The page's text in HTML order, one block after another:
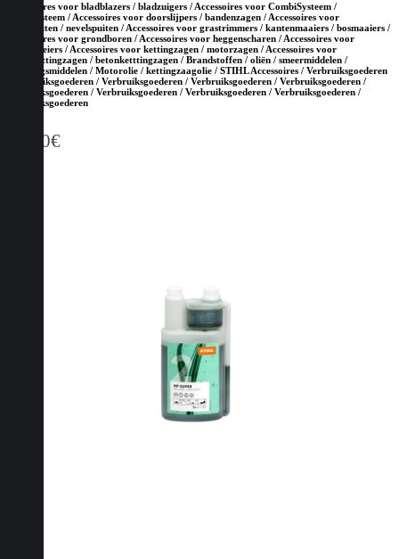
Accessoires voor bladblazers / bladzuigers / Accessoires voor CombiSysteem /
MultiSysteem / Accessoires voor doorslijpers / bandenzagen / Accessoires voor
drukspuiten / nevelspuiten / Accessoires voor grastrimmers / kantenmaaiers / bosmaaiers /
Accessoires voor grondboren / Accessoires voor heggenscharen / Accessoires voor
hoogsnoeiers / Accessoires voor kettingzagen / motorzagen / Accessoires voor
steenketttingzagen / betonketttingzagen / Brandstoffen / oliën / smeermiddelen /
reinigingsmiddelen / Motorolie / kettingzaagolie / STIHL Accessoires / Verbruiksgoederen
/ Verbruiksgoederen / Verbruiksgoederen / Verbruiksgoederen / Verbruiksgoederen /
Verbruiksgoederen / Verbruiksgoederen / Verbruiksgoederen / Verbruiksgoederen /
Verbruiksgoederen
65,00€